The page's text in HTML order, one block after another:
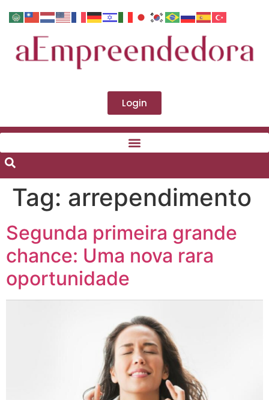
Login
Tag: arrependimento
Segunda primeira grande
chance: Uma nova rara
oportunidade